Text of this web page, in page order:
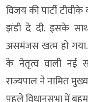
विजय की पार्टी
झंडी दे दी. इसके साथ
असमंजस खत्म हो गया.
के नेतृत्व वाली नई
राज्यपाल ने नामित